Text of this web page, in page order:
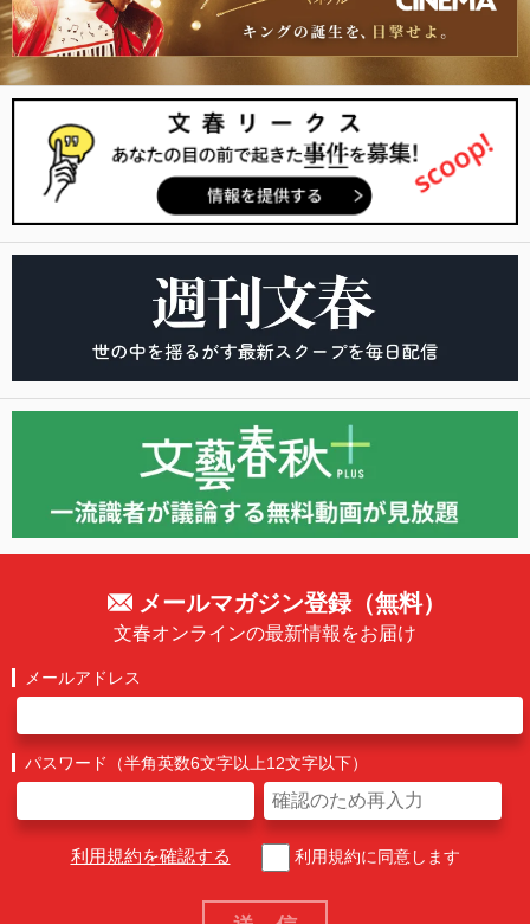
メールマガジン登録（無料）
文春オンラインの最新情報をお届け
メールアドレス
パスワード（半角英数6文字以上12文字以下）
利用規約を確認する 利用規約に同意します